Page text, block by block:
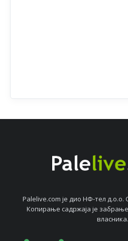
Palelive.com јe дио НФ-тeл
Копирањe садржаја јe
власника.